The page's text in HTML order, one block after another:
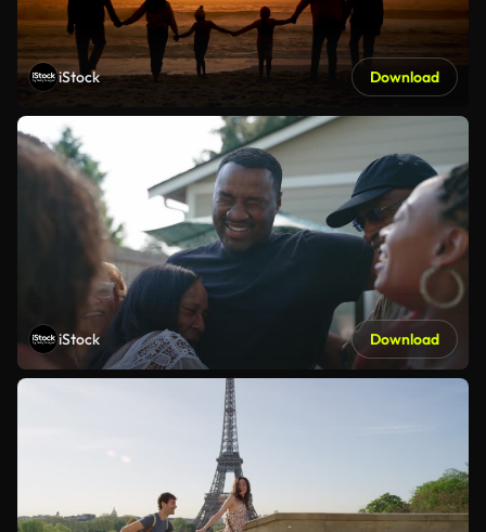
iStock Download
iStock Download